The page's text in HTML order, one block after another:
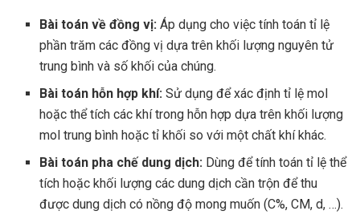
Bài toán về đồng vị: Áp dụng cho việc tính toán tỉ lệ
phần trăm các đồng vị dựa trên khối lượng nguyên tử
trung bình và số khối của chúng.
Bài toán hỗn hợp khí: Sử dụng để xác định tỉ lệ mol
hoặc thể tích các khí trong hỗn hợp dựa trên khối lượng
mol trung bình hoặc tỉ khối so với một chất khí khác.
Bài toán pha chế dung dịch: Dùng để tính toán tỉ lệ thể
tích hoặc khối lượng các dung dịch cần trộn để thu
được dung dịch có nồng độ mong muốn (C%, CM, d, …).